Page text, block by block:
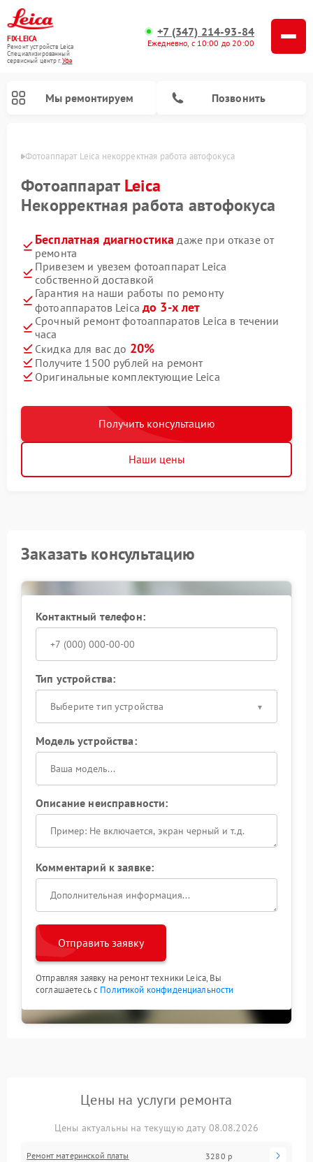
FIX-LEICA
Ремонт устройств Leica
Специализированный
cервисный центр г.Уфа
+7 (347) 214-93-84
Ежедневно, с 10:00 до 20:00
Мы ремонтируем Позвонить
Фотоаппарат Leica некорректная работа автофокуса
Фотоаппарат Leica
Некорректная работа автофокуса
Бесплатная диагностика даже при отказе от
ремонта
Привезем и увезем фотоаппарат Leica
собственной доставкой
Гарантия на наши работы по ремонту
фотоаппаратов Leicaдо 3-х лет
Срочный ремонт фотоаппаратов Leica в течении
часа
Скидка для вас до 20%
Получите 1500 рублей на ремонт
Оригинальные комплектующие Leica
Получить консультацию
Наши цены
Заказать консультацию
Контактный телефон:
Тип устройства:
Выберите тип устройства
Модель устройства:
Описание неисправности:
Комментарий к заявке:
Отправить заявку
Отправляя заявку на ремонт техники Leica, Вы
соглашаетесь с Политикой конфиденциальности
Цены на услуги ремонта
Цены актуальны на текущую дату 08.08.2026
Ремонт материнской платы 3280 р